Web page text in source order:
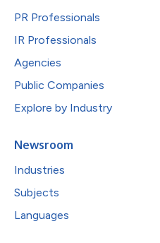
PR Professionals
IR Professionals
Agencies
Public Companies
Explore by Industry
Newsroom
Industries
Subjects
Languages